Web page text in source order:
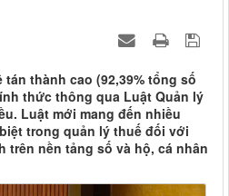
thành cao (92,39% tổng số
thức thông qua Luật Quản lý
Luật mới mang đến nhiều
trong quản lý thuế đối với
trên nền tảng số và hộ, cá nhân